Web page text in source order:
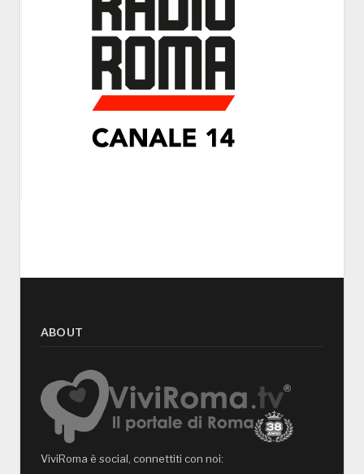
ABOUT
ViviRoma è social, connettiti con noi: